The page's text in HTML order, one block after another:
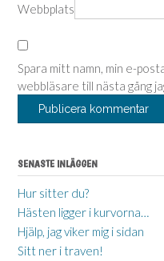
Webbplats
Spara mitt namn, min e-
webbläsare till nästa gång
SENASTE INLÄGGEN
Hur sitter du?
Hästen ligger i kurvorna…
Hjälp, jag viker mig i sidan
Sitt ner i traven!